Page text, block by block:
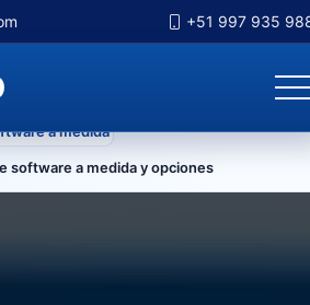
+51 997 935
anteriores
a medida
software a medida y opciones